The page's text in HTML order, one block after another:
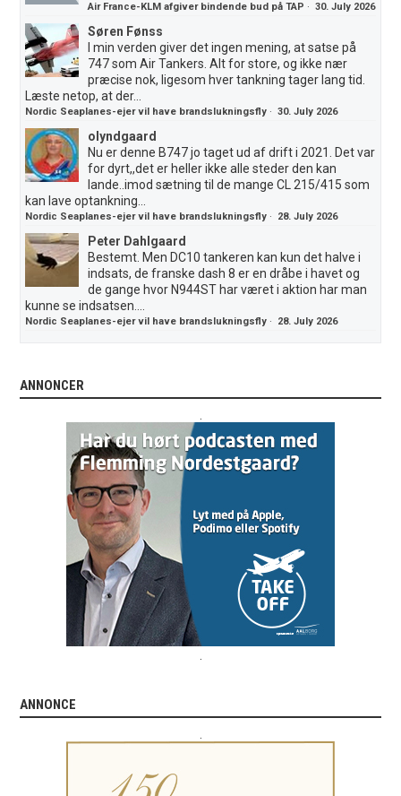
Air France-KLM afgiver bindende bud på TAP ·30. July 2026
Søren Fønss
I min verden giver det ingen mening, at satse på
747 som Air Tankers. Alt for store, og ikke nær
præcise nok, ligesom hver tankning tager lang tid.
Læste netop, at der...
Nordic Seaplanes-ejer vil have brandslukningsfly ·30. July 2026
olyndgaard
Nu er denne B747 jo taget ud af drift i 2021. Det var
for dyrt,,det er heller ikke alle steder den kan
lande..imod sætning til de mange CL 215/415 som
kan lave optankning...
Nordic Seaplanes-ejer vil have brandslukningsfly · 28. July 2026
Peter Dahlgaard
Bestemt. Men DC10 tankeren kan kun det halve i
indsats, de franske dash 8 er en dråbe i havet og
de gange hvor N944ST har været i aktion har man
kunne se indsatsen....
Nordic Seaplanes-ejer vil have brandslukningsfly · 28. July 2026
ANNONCER
.
.
ANNONCE
.